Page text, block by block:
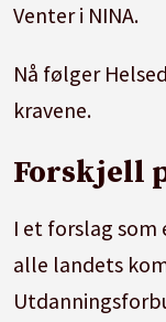
Venter i NINA.
Nå følger
kravene.
Forskjell
I et forslag
alle landets